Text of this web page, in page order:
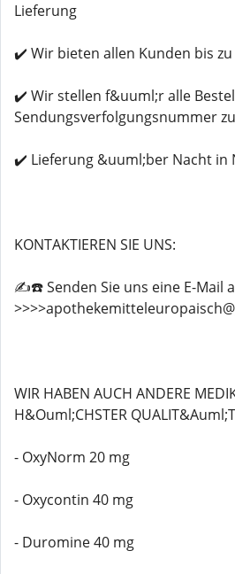
Lieferung
✔️ Wir bieten allen Kunden bis zu
✔️ Wir stellen f&uuml;r alle
Sendungsverfolgungsnummer
✔️ Lieferung &uuml;ber Nacht in
KONTAKTIEREN SIE UNS:
✍️☎️ Senden Sie uns eine E-Mail
WIR HABEN AUCH ANDERE
H&Ouml;CHSTER
- OxyNorm 20 mg
- Oxycontin 40 mg
- Duromine 40 mg